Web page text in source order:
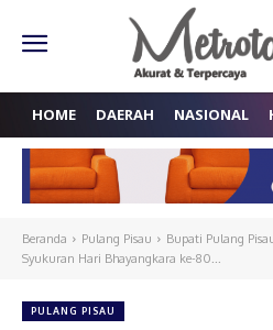
HOME DAERAH NASIONAL
Beranda Pulang Pisau
Bupati Pulang
Syukuran Hari Bhayangkara ke-80...
PULANG PISAU